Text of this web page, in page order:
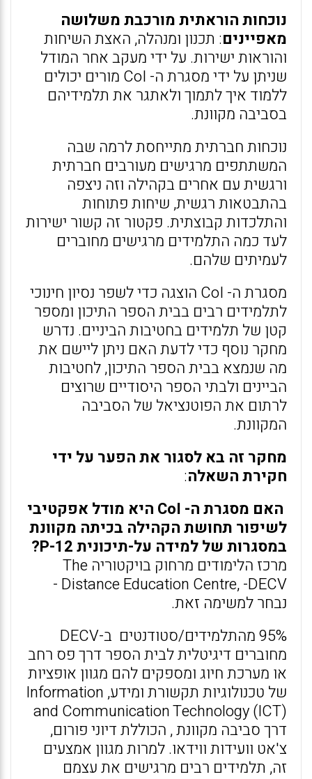
נוכחות הוראתית מורכבת משלושה
מאפיינים: תכנון ומנהלה, האצת השיחות
והוראות ישירות. על ידי מעקב אחר המודל
שניתן על ידי מסגרת ה- CoI מורים יכולים
ללמוד איך לתמוך ולאתגר את תלמידיהם
בסביבה מקוונת.
נוכחות חברתית מתייחסת לרמה שבה
המשתתפים מרגישים מעורבים חברתית
ורגשית עם אחרים בקהילה וזה ניצפה
בהתבטאות רגשית, שיחות פתוחות
והתלכדות קבוצתית. פקטור זה קשור ישירות
לעד כמה התלמידים מרגישים מחוברים
לעמיתים שלהם.
מסגרת ה- CoI הוצגה כדי לשפר נסיון חינוכי
לתלמידים רבים בבית הספר התיכון ומספר
קטן של תלמידים בחטיבות הביניים. נדרש
מחקר נוסף כדי לדעת האם ניתן ליישם את
מה שנמצא בבית הספר התיכון, לחטיבות
הביינים ולבתי הספר היסודיים שרוצים
לרתום את הפוטנציאל של הסביבה
המקוונת.
מחקר זה בא לסגור את הפער על ידי
חקירת השאלה:
האם מסגרת ה- CoI היא מודל אפקטיבי
לשיפור תחושת הקהילה בכיתה מקוונת
במסגרות של למידה על-תיכונית P-12?
מרכז הלימודים מרחוק בויקטוריה The
Distance Education Centre, -DECV -
נבחר למשימה זאת.
95% מהתלמידים/סטודנטים ב-DECV
מחוברים דיגיטלית לבית הספר דרך פס רחב
או מערכת חיוג ומספקים להם מגוון אופציות
של טכנולוגיות תקשורת ומידע, Information
and Communication Technology (ICT)
דרך סביבה מקוונת , הכוללת דיוני פורום,
צ'אט וועידות ווידאו. למרות מגוון אמצעים
זה, תלמידים רבים מרגישים את עצמם